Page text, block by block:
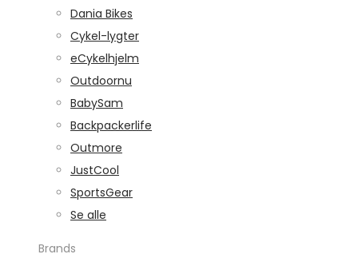
Dania Bikes
Cykel-lygter
eCykelhjelm
Outdoornu
BabySam
Backpackerlife
Outmore
JustCool
SportsGear
Se alle
Brands